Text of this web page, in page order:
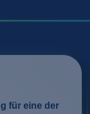
für eine der